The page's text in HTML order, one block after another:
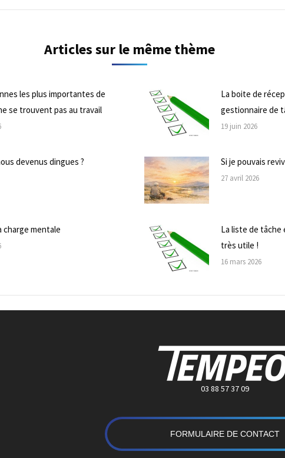
Articles sur le même thème
les plus importantes de
se trouvent pas au travail
La boite de
gestionnaire de
19 juin 2026
devenus dingues ? Si je pouvais
27 avril 2026
charge mentale
La liste de tâche
très utile !
16 mars 2026
03 88 57 37 09
FORMULAIRE DE CONTACT